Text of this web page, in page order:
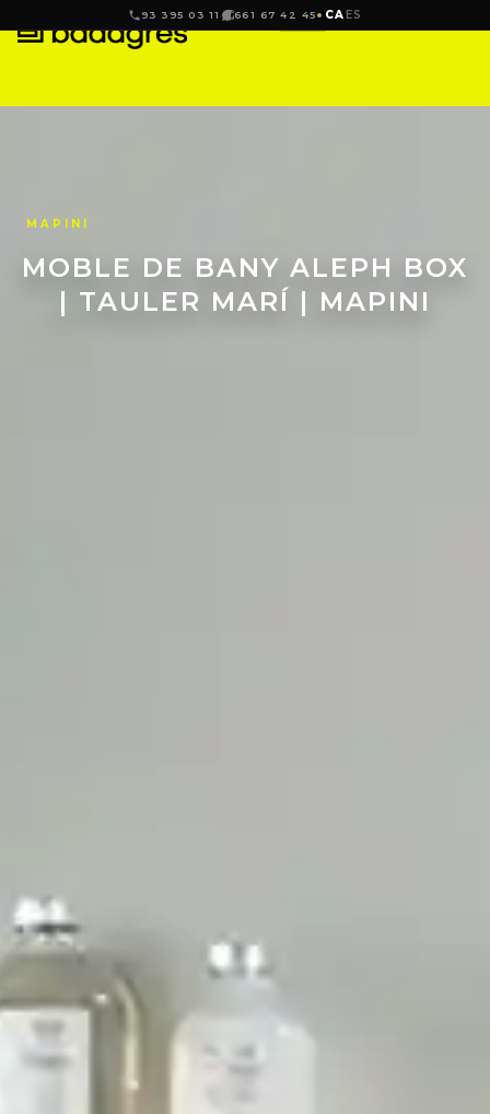
93 395 03 11 661 67 42 45 CA ES
MOBLE DE BANY ALEPH BOX
| TAULER MARÍ | MAPINI
MAPINI